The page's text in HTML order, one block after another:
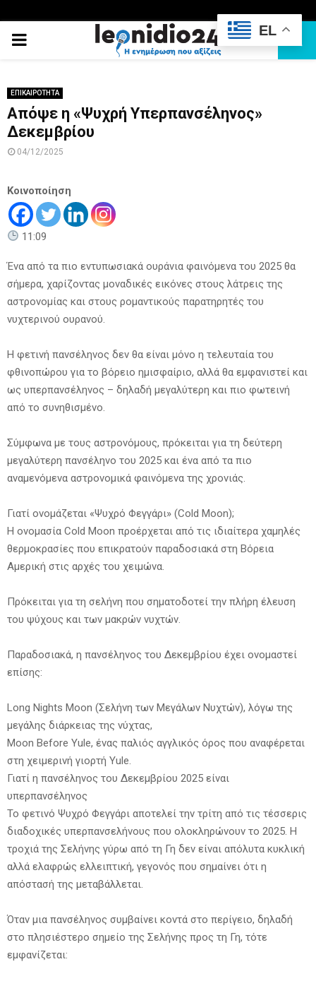
PRIMARY
ΕΠΙΚΑΙΡΟΤΗΤΑ
Απόψε η «Ψυχρή Υπερπανσέληνος»
Δεκεμβρίου
04/12/2025
Κοινοποίηση
11:09
Ένα από τα πιο εντυπωσιακά ουράνια φαινόμενα του 2025 θα
σήμερα, χαρίζοντας μοναδικές εικόνες στους λάτρεις της
αστρονομίας και στους ρομαντικούς παρατηρητές του
νυχτερινού ουρανού.
Η φετινή πανσέληνος δεν θα είναι μόνο η τελευταία του
φθινοπώρου για το βόρειο ημισφαίριο, αλλά θα εμφανιστεί και
ως υπερπανσέληνος – δηλαδή μεγαλύτερη και πιο φωτεινή
από το συνηθισμένο.
Σύμφωνα με τους αστρονόμους, πρόκειται για τη δεύτερη
μεγαλύτερη πανσέληνο του 2025 και ένα από τα πιο
αναμενόμενα αστρονομικά φαινόμενα της χρονιάς.
Γιατί ονομάζεται «Ψυχρό Φεγγάρι» (Cold Moon);
Η ονομασία Cold Moon προέρχεται από τις ιδιαίτερα χαμηλές
θερμοκρασίες που επικρατούν παραδοσιακά στη Βόρεια
Αμερική στις αρχές του χειμώνα.
Πρόκειται για τη σελήνη που σηματοδοτεί την πλήρη έλευση
του ψύχους και των μακρών νυχτών.
Παραδοσιακά, η πανσέληνος του Δεκεμβρίου έχει ονομαστεί
επίσης:
Long Nights Moon (Σελήνη των Μεγάλων Νυχτών), λόγω της
μεγάλης διάρκειας της νύχτας,
Moon Before Yule, ένας παλιός αγγλικός όρος που αναφέρεται
στη χειμερινή γιορτή Yule.
Γιατί η πανσέληνος του Δεκεμβρίου 2025 είναι
υπερπανσέληνος
Το φετινό Ψυχρό Φεγγάρι αποτελεί την τρίτη από τις τέσσερις
διαδοχικές υπερπανσελήνους που ολοκληρώνουν το 2025. Η
τροχιά της Σελήνης γύρω από τη Γη δεν είναι απόλυτα κυκλική
αλλά ελαφρώς ελλειπτική, γεγονός που σημαίνει ότι η
απόστασή της μεταβάλλεται.
Όταν μια πανσέληνος συμβαίνει κοντά στο περίγειο, δηλαδή
στο πλησιέστερο σημείο της Σελήνης προς τη Γη, τότε
εμφανίζεται:
EL